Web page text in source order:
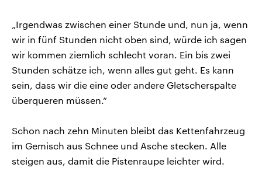
„Irgendwas zwischen einer Stunde und, nun ja, wenn
wir in fünf Stunden nicht oben sind, würde ich sagen
wir kommen ziemlich schlecht voran. Ein bis zwei
Stunden schätze ich, wenn alles gut geht. Es kann
sein, dass wir die eine oder andere Gletscherspalte
überqueren müssen.“
Schon nach zehn Minuten bleibt das Kettenfahrzeug
im Gemisch aus Schnee und Asche stecken. Alle
steigen aus, damit die Pistenraupe leichter wird.